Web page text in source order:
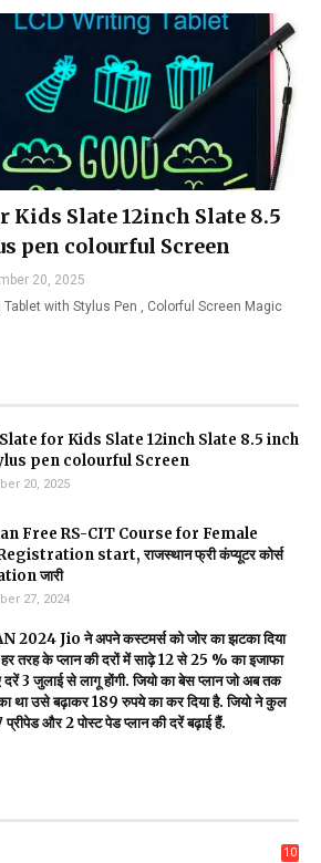
Slate 12inch Slate 8.5
pen colourful Screen
20, 2025
with Stylus Pen , Colorful Screen Magic
for Kids Slate 12inch Slate 8.5 inch
pen colourful Screen
20, 2025
Free RS-CIT Course for Female
start, राजस्थान फ्री कंप्यूटर कोर्स
जारी
27, 2024
2024 Jio ने अपने कस्टमर्स को जोर का झटका दिया
तरह के प्लान की दरों में साढ़े 12 से 25 % का इजाफा
दरें 3 जुलाई से लागू होंगी. जियो का बेस प्लान जो अब तक
था उसे बढ़ाकर 189 रुपये का कर दिया है. जियो ने कुल
प्रीपेड और 2 पोस्ट पेड प्लान की दरें बढ़ाई हैं.
10